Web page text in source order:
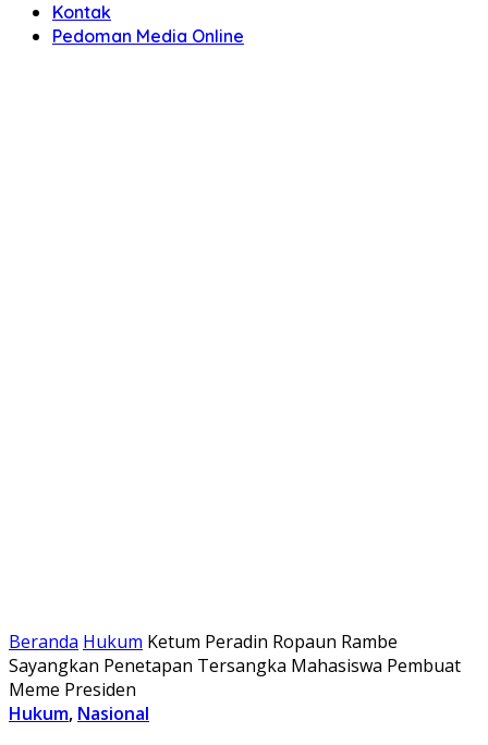
Kontak
Pedoman Media Online
Beranda Hukum Ketum Peradin Ropaun Rambe
Sayangkan Penetapan Tersangka Mahasiswa Pembuat
Meme Presiden
Hukum, Nasional